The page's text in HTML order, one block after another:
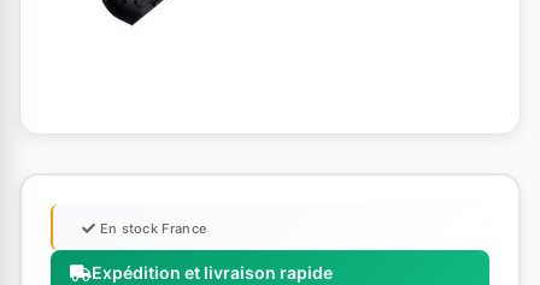
Expédition et livraison rapide
En stock France